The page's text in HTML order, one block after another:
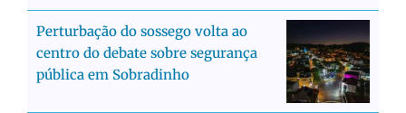
Perturbação do sossego volta ao
centro do debate sobre segurança
pública em Sobradinho